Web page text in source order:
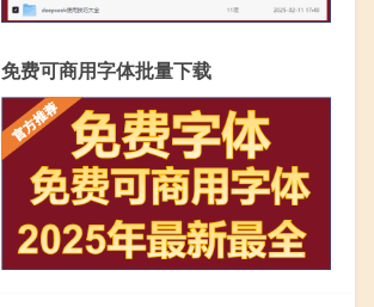
免费可商用字体批量下载